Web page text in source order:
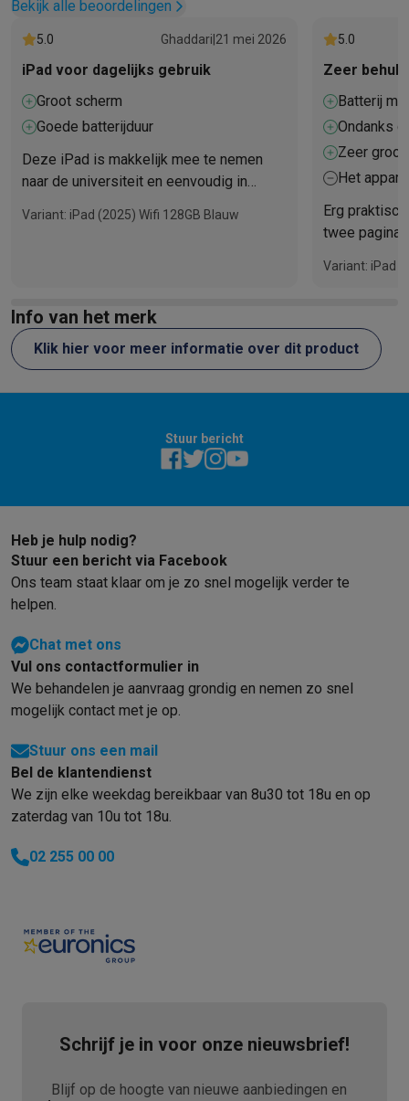
Refurbished smartphonesRefurbished tablets Refurbished
Huishouden
Wasmachines met ecocheques Droogkasten met ecocheques
Kleine keukentoestellen
Kleine keukentoestellen met ecocheques Koffiemachines
Grote keukentoestellen
Vaatwassers met ecochequesKoelkasten met ecocheques
Airco
Airco's met ecocheques
Bluetooth speakers met ecocheques
Smartphones met ecocheques
Transport
Elektrische steps met ecocheques
Alle soldendealsSolden op groot elektro
Deals van het moment Promoties
Betalingsmogelijkheden
KlantenserviceHerstelling van je toestel
Groot elektro & inbouwVind jouw ideale wasmachineWelke
Klein elektro
Beeld & Geluid
Sport & Ontspanning
Outlet
Alle outlet deals Outlet multimedia & telefonie
Bekijk alle beoordelingen
5.0 Ghaddari 21 mei 2026
iPad voor dagelijks gebruik
Groot scherm
Goede batterijduur
Deze iPad is makkelijk mee te nemen
naar de universiteit en eenvoudig in
uitstekende koop.
Variant: iPad (2025) Wifi 128GB Blauw
5.0
Zeer
Batterij
Ondanks
ik het de
Zeer
Het
aangezien
Erg
twee
gebruikt
colleges.
dezelfde in
Variant: iPad
Info van het merk
Klik hier voor meer informatie over dit product
Stuur bericht
Heb je hulp nodig?
Stuur een bericht via Facebook
Ons team staat klaar om je zo snel mogelijk verder te
helpen.
Chat met ons
Vul ons contactformulier in
We behandelen je aanvraag grondig en nemen zo snel
mogelijk contact met je op.
Stuur ons een mail
Bel de klantendienst
We zijn elke weekdag bereikbaar van 8u30 tot 18u en op
zaterdag van 10u tot 18u.
02 255 00 00
Schrijf je in voor onze nieuwsbrief!
Blijf op de hoogte van nieuwe aanbiedingen en